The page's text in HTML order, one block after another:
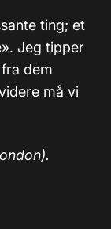
ting; et
Jeg tipper
fra dem
må vi